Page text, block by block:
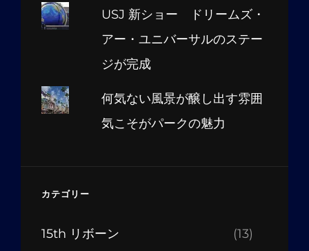
USJ 新ショー ドリームズ・
アー・ユニバーサルのステー
ジが完成
何気ない風景が醸し出す雰囲
気こそがパークの魅力
カテゴリー
15th リボーン (13)